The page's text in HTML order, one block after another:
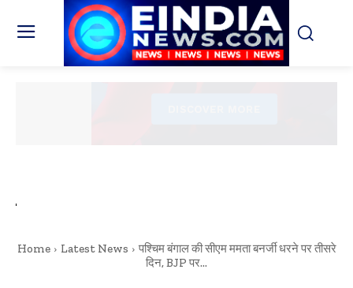
Home Latest News
पश्चिम बंगाल की सीएम ममता बनर्जी धरने पर तीसरे
दिन, BJP पर...